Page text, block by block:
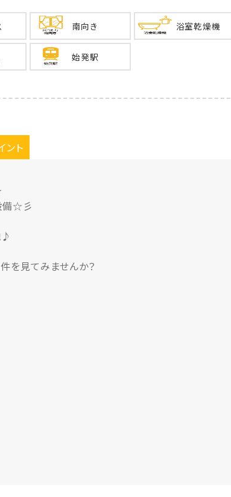
南向き 浴室乾燥機
始発駅
ント
備☆彡
♪
を見てみませんか？